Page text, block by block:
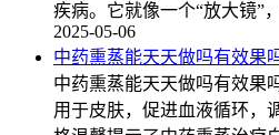
疾病。它就像一个“放大镜”
2025-05-06
中药熏蒸能天天做吗有效果
中药熏蒸能天天做吗有效果
用于皮肤，促进血液循环，